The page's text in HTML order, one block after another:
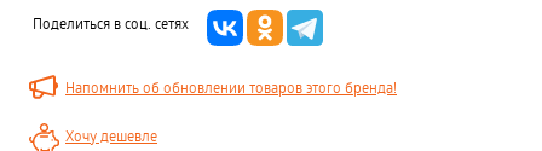
Поделиться в соц. сетях
Напомнить об обновлении товаров этого бренда!
Хочу дешевле